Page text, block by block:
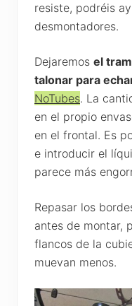
resiste, podréis
desmontadores.
Dejaremos el
talonar para
NoTubes. La
en el propio
en el frontal. Es
e introducir el
parece más
Repasar los
antes de montar,
flancos de la
muevan menos.